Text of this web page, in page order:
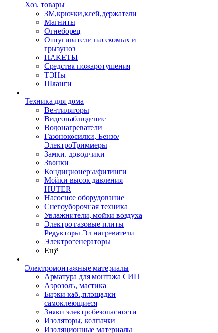
Хоз. товары
ЗМ,крючки,клей,держатели
Магниты
Огнеборец
Отпугиватели насекомых и
грызунов
ПАКЕТЫ
Средства пожаротушения
ТЭНы
Шланги
Техника для дома
Вентиляторы
Видеонаблюдение
Водонагреватели
Газонокосилки, Бензо/
ЭлектроТриммеры
Замки, доводчики
Звонки
Кондиционеры/фитинги
Мойки высок.давления
HUTER
Насосное оборудование
Снегоуборочная техника
Увлажнители, мойки воздуха
Электро газовые плиты
Редукторы Эл.нагреватели
Электрогенераторы
Ещё
Электромонтажные материалы
Арматура для монтажа СИП
Аэрозоль, мастика
Бирки каб.,площадки
самоклеющиеся
Знаки электробезопасности
Изоляторы, колпачки
Изоляционные материалы